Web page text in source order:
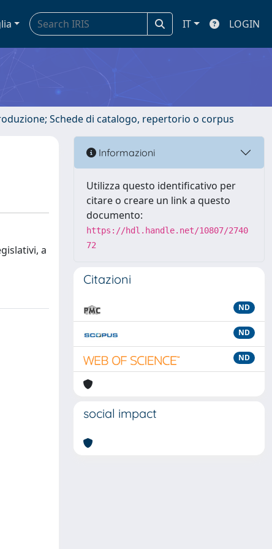
IT LOGIN
Schede di catalogo, repertorio o corpus
a
Informazioni
Utilizza questo identificativo per
citare o creare un link a questo
documento:
https://hdl.handle.net/10807/2740
72
Citazioni
ND
ND
ND
social impact